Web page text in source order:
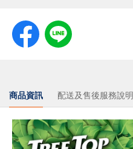
商品資訊 配送及售後服務說明